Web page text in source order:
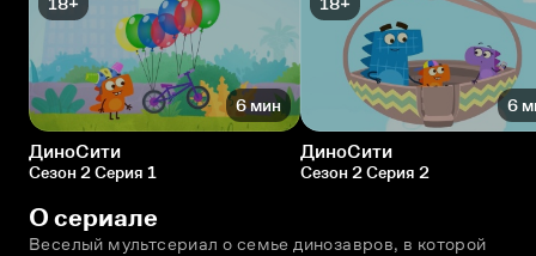
6 мин
ДиноСити
Сезон 2 Серия 1
6
ДиноСити
Сезон 2 Серия 2
О сериале
Веселый мультсериал о семье динозавров, в которой